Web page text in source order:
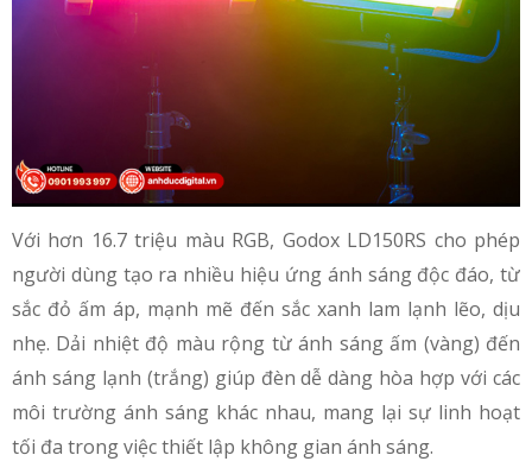
Với hơn 16.7 triệu màu RGB, Godox LD150RS cho phép
người dùng tạo ra nhiều hiệu ứng ánh sáng độc đáo, từ
sắc đỏ ấm áp, mạnh mẽ đến sắc xanh lam lạnh lẽo, dịu
nhẹ. Dải nhiệt độ màu rộng từ ánh sáng ấm (vàng) đến
ánh sáng lạnh (trắng) giúp đèn dễ dàng hòa hợp với các
môi trường ánh sáng khác nhau, mang lại sự linh hoạt
tối đa trong việc thiết lập không gian ánh sáng.